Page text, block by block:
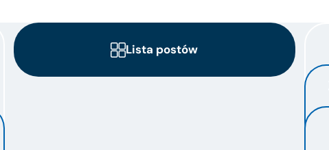
Lista postów